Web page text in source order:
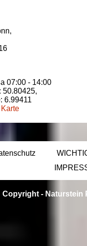
,
07:00 - 14:00
50.80425,
6.99411
Karte
Copyright - Naturstein